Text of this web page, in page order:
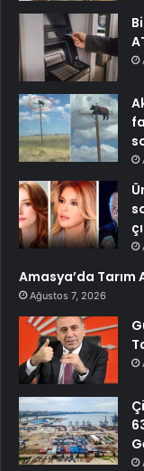
Amasya’da
Ağustos 7, 2026